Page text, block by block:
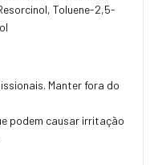
Toluene-2,5-
Manter fora do
podem causar irritação